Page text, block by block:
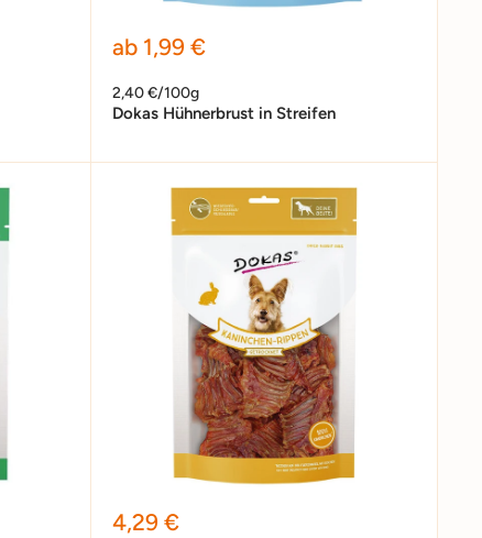
Sonderpreis
ab 1,99 €
2,40 €/100g
Dokas Hühnerbrust in Streifen
Sonderpreis
4,29 €